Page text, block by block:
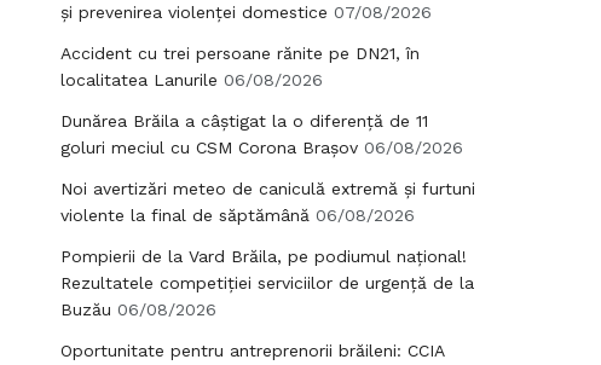
și prevenirea violenței domestice 07/08/2026
Accident cu trei persoane rănite pe DN21, în
localitatea Lanurile 06/08/2026
Dunărea Brăila a câștigat la o diferență de 11
goluri meciul cu CSM Corona Brașov 06/08/2026
Noi avertizări meteo de caniculă extremă și furtuni
violente la final de săptămână 06/08/2026
Pompierii de la Vard Brăila, pe podiumul național!
Rezultatele competiției serviciilor de urgență de la
Buzău 06/08/2026
Oportunitate pentru antreprenorii brăileni: CCIA